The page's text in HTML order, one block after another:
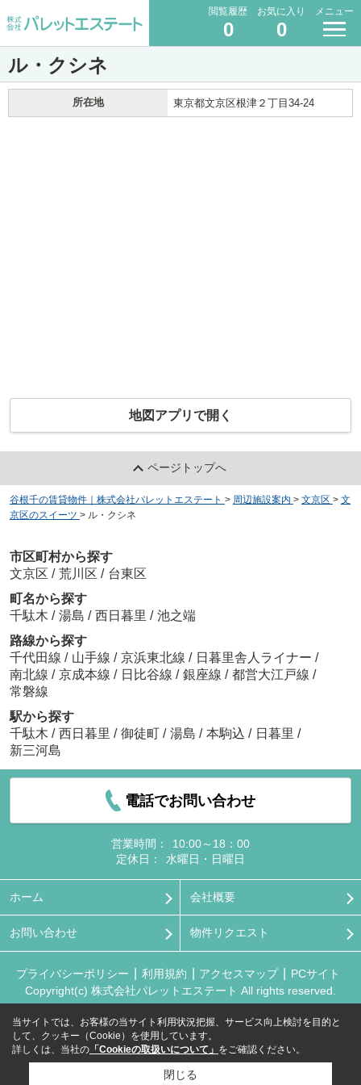
閲覧履歴
0
お気に入り
0
メニュー
ル・クシネ
所在地 東京都文京区根津２丁目34-24
地図アプリで開く
ページトップへ
谷根千の賃貸物件｜株式会社パレットエステート > 周辺施設案内 > 文京区 > 文
京区のスイーツ > ル・クシネ
市区町村から探す
文京区 / 荒川区 / 台東区
町名から探す
千駄木 / 湯島 / 西日暮里 / 池之端
路線から探す
千代田線 / 山手線 / 京浜東北線 / 日暮里舎人ライナー /
南北線 / 京成本線 / 日比谷線 / 銀座線 / 都営大江戸線 /
常磐線
駅から探す
千駄木 / 西日暮里 / 御徒町 / 湯島 / 本駒込 / 日暮里 /
新三河島
電話でお問い合わせ
営業時間：
10:00～18：00
定休日：
水曜日・日曜日
ホーム 会社概要
お問い合わせ 物件リクエスト
プライバシーポリシー 利用規約 アクセスマップ
PCサイト
Copyright(c) 株式会社パレットエステート All rights reserved.
当サイトでは、お客様の当サイト利用状況把握、サービス向上検討を目的と
して、クッキー（Cookie）を使用しています。
詳しくは、当社の 「Cookieの取扱いについて」 をご確認ください。
閉じる